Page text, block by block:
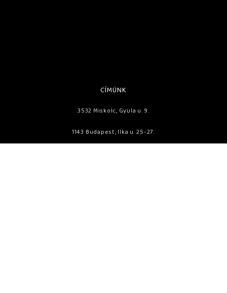
CÍMÜNK
3532 Miskolc, Gyula u. 9.
1143 Budapest, Ilka u. 25-27.